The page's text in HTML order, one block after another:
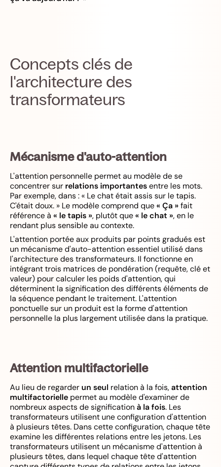
Concepts clés de
l'architecture des
transformateurs
Mécanisme d'auto-attention
L'attention personnelle permet au modèle de se
concentrer sur relations importantesentre les mots.
Par exemple, dans : « Le chat était assis sur le tapis.
C'était doux. » Le modèle comprend que« Ça »fait
référence à « le tapis », plutôt que« le chat », en le
rendant plus sensible au contexte.
L'attention portée aux produits par points gradués est
un mécanisme d'auto-attention essentiel utilisé dans
l'architecture des transformateurs. Il fonctionne en
intégrant trois matrices de pondération (requête, clé et
valeur) pour calculer les poids d'attention, qui
déterminent la signification des différents éléments de
la séquence pendant le traitement. L'attention
ponctuelle sur un produit est la forme d'attention
personnelle la plus largement utilisée dans la pratique.
Attention multifactorielle
Au lieu de regarder un seul relation à la fois,attention
multifactorielle permet au modèle d'examiner de
nombreux aspects de significationà la fois. Les
transformateurs utilisent une configuration d'attention
à plusieurs têtes. Dans cette configuration, chaque tête
examine les différentes relations entre les jetons. Les
transformateurs utilisent un mécanisme d'attention à
plusieurs têtes, dans lequel chaque tête d'attention